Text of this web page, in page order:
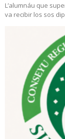
L’alumnáu que
va recibir los sos